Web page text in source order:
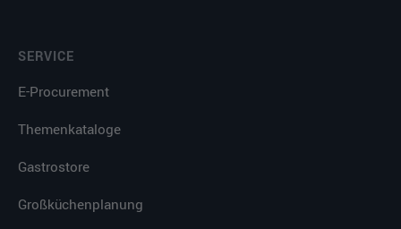
SERVICE
E-Procurement
Themenkataloge
Gastrostore
Großküchenplanung